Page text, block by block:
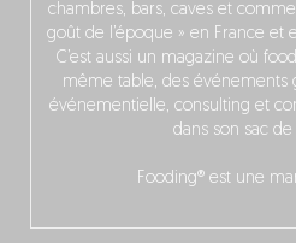
chambres, bars, caves et
goût de l’époque » en France et
C’est aussi un magazine où
même table, des événements
événementielle, consulting et
dans son sac
Fooding® est une